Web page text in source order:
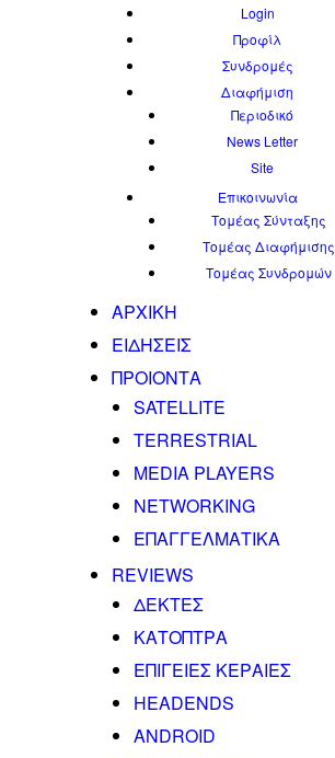
Login
Προφίλ
Συνδρομές
Διαφήμιση
Περιοδικό
News Letter
Site
Επικοινωνία
Τομέας Σύνταξης
Τομέας Διαφήμισης
Τομέας Συνδρομών
ΑΡΧΙΚΗ
ΕΙΔΗΣΕΙΣ
ΠΡΟΙΟΝΤΑ
SATELLITE
TERRESTRIAL
MEDIA PLAYERS
NETWORKING
ΕΠΑΓΓΕΛΜΑΤΙΚΑ
REVIEWS
ΔΕΚΤΕΣ
ΚΑΤΟΠΤΡΑ
ΕΠΙΓΕΙΕΣ ΚΕΡΑΙΕΣ
HEADENDS
ANDROID